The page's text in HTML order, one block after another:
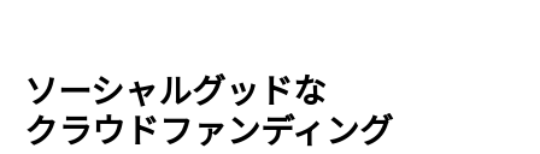
ソーシャルグッドな
クラウドファンディング